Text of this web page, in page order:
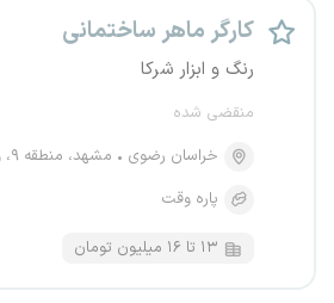
کارگر ماهر ساختمانی
رنگ و ابزار شرکا
منقضی شده
خراسان رضوی
مشهد، منطقه ۹، وکیل‌آباد
پاره وقت
۱۳ تا ۱۶ میلیون تومان